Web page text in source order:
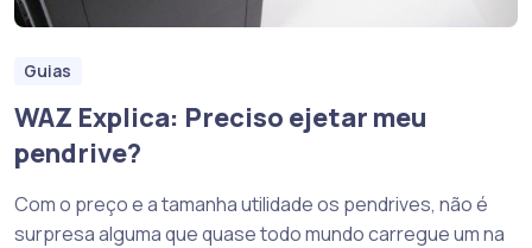
Guias
WAZ Explica: Preciso ejetar meu
pendrive?
Com o preço e a tamanha utilidade os pendrives, não é
surpresa alguma que quase todo mundo carregue um na